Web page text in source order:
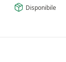
Disponibile